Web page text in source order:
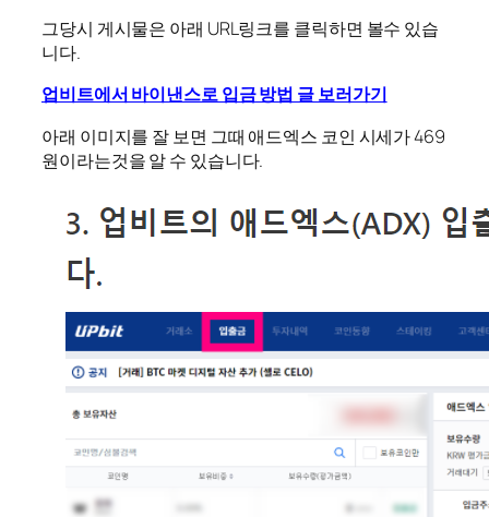
그당시 게시물은 아래 URL링크를 클릭하면 볼수 있습
니다.
업비트에서 바이낸스로 입금 방법 글 보러가기
아래 이미지를 잘 보면 그때 애드엑스 코인 시세가 469
원이라는것을 알 수 있습니다.